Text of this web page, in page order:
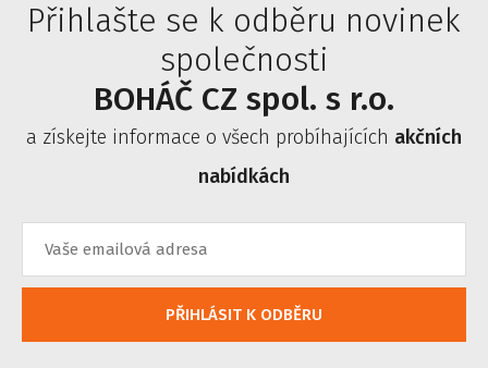
Přihlašte se k odběru novinek
společnosti
BOHÁČ CZ spol. s r.o.
a získejte informace o všech probíhajících akčních
nabídkách
PŘIHLÁSIT K ODBĚRU